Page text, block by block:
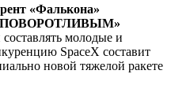
«Фалькона»
молодые и
SpaceX составит
новой тяжелой ракете